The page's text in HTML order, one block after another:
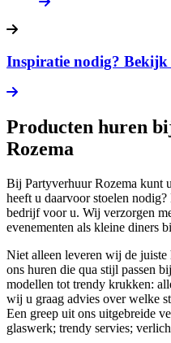
Inspiratie nodig? Bekijk
Producten huren
Rozema
Bij Partyverhuur Rozema kunt
heeft u daarvoor stoelen
bedrijf voor u. Wij verzorgen
evenementen als kleine diners
Niet alleen leveren wij de
ons huren die qua stijl passen
modellen tot trendy krukken:
wij u graag advies over welke
Een greep uit ons uitgebreide
glaswerk; trendy servies;